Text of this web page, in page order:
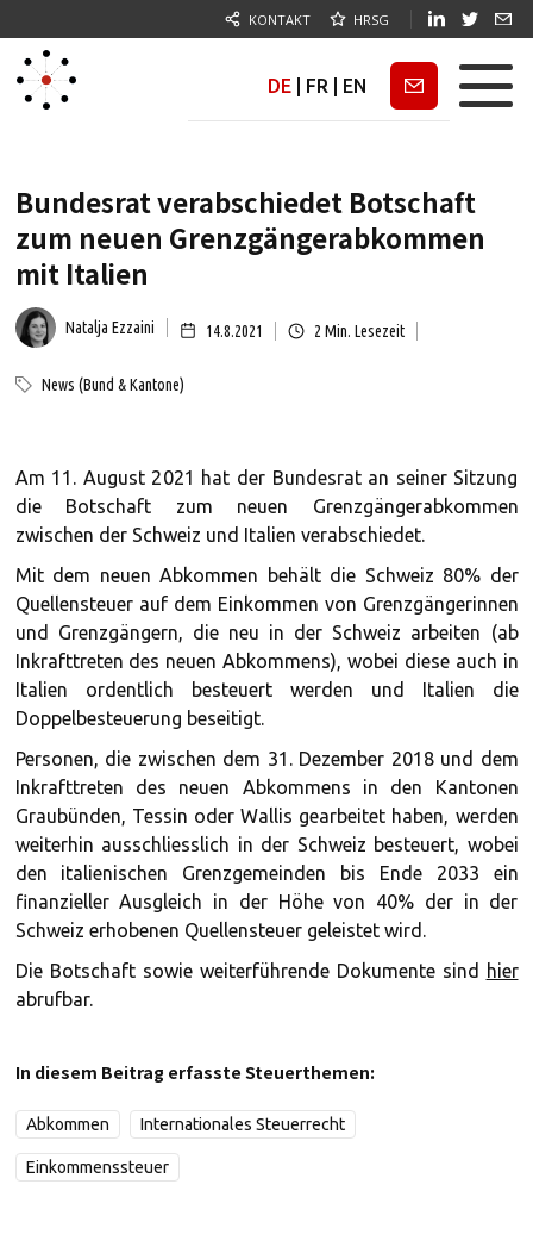
KONTAKT HRSG
DE FR EN Newsletter
Bundesrat verabschiedet Botschaft
zum neuen Grenzgängerabkommen
mit Italien
Natalja Ezzaini 14.8.2021 2 Min. Lesezeit
News (Bund & Kantone)
Am 11. August 2021 hat der Bundesrat an seiner Sitzung
die Botschaft zum neuen Grenzgängerabkommen
zwischen der Schweiz und Italien verabschiedet.
Mit dem neuen Abkommen behält die Schweiz 80% der
Quellensteuer auf dem Einkommen von Grenzgängerinnen
und Grenzgängern, die neu in der Schweiz arbeiten (ab
Inkrafttreten des neuen Abkommens), wobei diese auch in
Italien ordentlich besteuert werden und Italien die
Doppelbesteuerung beseitigt.
Personen, die zwischen dem 31. Dezember 2018 und dem
Inkrafttreten des neuen Abkommens in den Kantonen
Graubünden, Tessin oder Wallis gearbeitet haben, werden
weiterhin ausschliesslich in der Schweiz besteuert, wobei
den italienischen Grenzgemeinden bis Ende 2033 ein
finanzieller Ausgleich in der Höhe von 40% der in der
Schweiz erhobenen Quellensteuer geleistet wird.
Die Botschaft sowie weiterführende Dokumente sind
hier
abrufbar.
In diesem Beitrag erfasste Steuerthemen:
Abkommen Internationales Steuerrecht
Einkommenssteuer